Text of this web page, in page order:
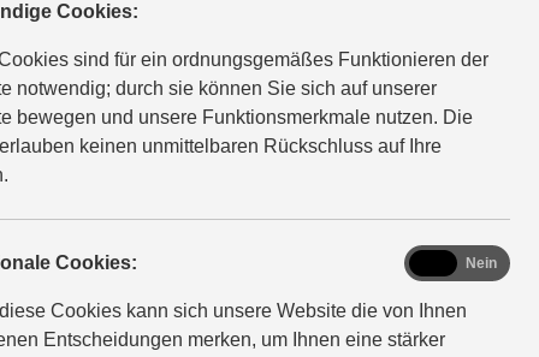
Cookies:
sind für ein ordnungsgemäßes Funktionieren der
notwendig; durch sie können Sie sich auf unserer
bewegen und unsere Funktionsmerkmale nutzen. Die
keinen unmittelbaren Rückschluss auf Ihre
Cookies:
Cookies kann sich unsere Website die von Ihnen
Entscheidungen merken, um Ihnen eine stärker
functional
Nein
jeder Größe für fast jede Ladung. Und mit moderner
und digitaler Konnektivität finden sie auch jedes Ziel.